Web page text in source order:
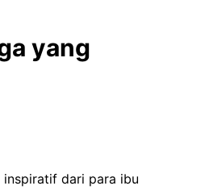
yang
inspiratif dari para ibu